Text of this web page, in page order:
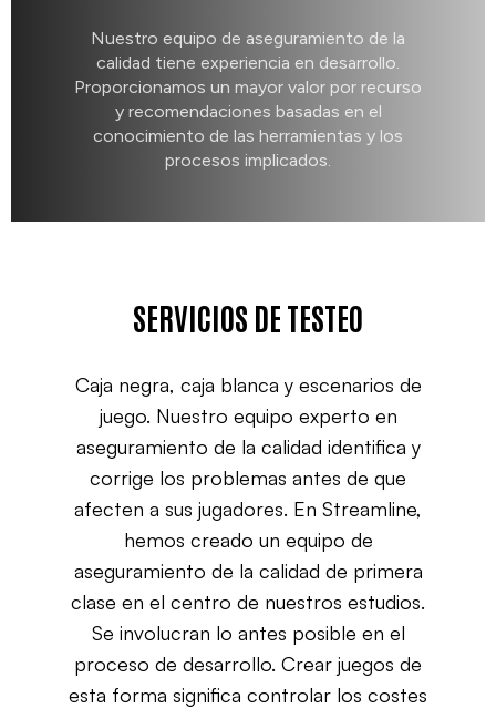
Nuestro equipo de aseguramiento de la
calidad tiene experiencia en desarrollo.
Proporcionamos un mayor valor por recurso
y recomendaciones basadas en el
conocimiento de las herramientas y los
procesos implicados.
SERVICIOS DE TESTEO
Caja negra, caja blanca y escenarios de
juego. Nuestro equipo experto en
aseguramiento de la calidad identifica y
corrige los problemas antes de que
afecten a sus jugadores. En Streamline,
hemos creado un equipo de
aseguramiento de la calidad de primera
clase en el centro de nuestros estudios.
Se involucran lo antes posible en el
proceso de desarrollo. Crear juegos de
esta forma significa controlar los costes